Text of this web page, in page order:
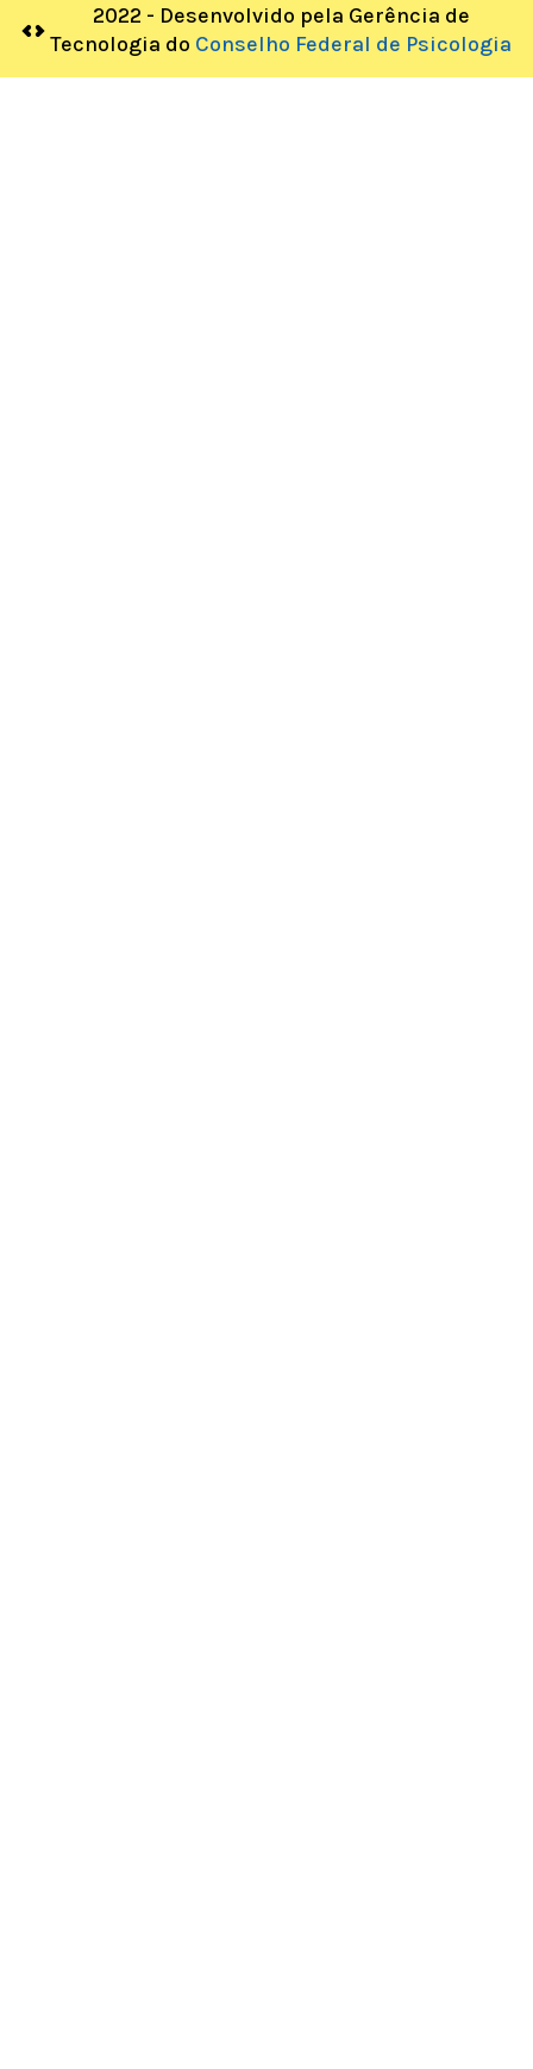
2022 - Desenvolvido pela Gerência de
Tecnologia do Conselho Federal de Psicologia